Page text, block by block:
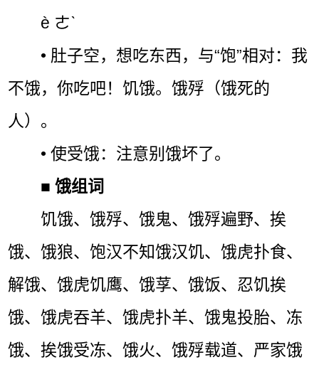
è ㄜˋ
• 肚子空，想吃东西，与“饱”相对：我
不饿，你吃吧！饥饿。饿殍（饿死的
人）。
• 使受饿：注意别饿坏了。
■饿组词
饥饿、饿殍、饿鬼、饿殍遍野、挨
饿、饿狼、饱汉不知饿汉饥、饿虎扑食、
解饿、饿虎饥鹰、饿莩、饿饭、忍饥挨
饿、饿虎吞羊、饿虎扑羊、饿鬼投胎、冻
饿、挨饿受冻、饿火、饿殍载道、严家饿